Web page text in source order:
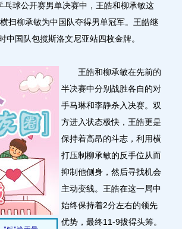
球公开赛男单决赛中，王皓和柳承敏这
扫柳承敏为中国队夺得男单冠军。王皓继
国队包揽斯洛文尼亚站四枚金牌。
王皓和柳承敏在先前的
半决赛中分别战胜各自的对
手马琳和李静杀入决赛。双
方进入状态极快，王皓更是
保持着高昂的斗志，利用横
打压制柳承敏的反手位从而
抑制他侧身，然后寻找机会
主动变线。王皓在这一局中
始终保持着2分左右的领先
优势，最终11-9拔得头筹。